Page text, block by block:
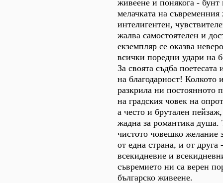
живеене и понякога - бунт
мелачката на
интелигентен,
жалва самостоятелен и
екземпляр се оказва
всички поредни удари на
За своята съдба
на благодарност! Колкото
разкрила ни постоянното
на градския човек на
а често и брутален
жадна за романтика душа.
чистото човешко желание
от една страна, и от друга
всекидневие и
съвремието ни са верен
българско живеене.